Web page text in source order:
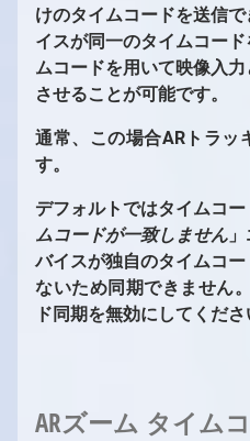
けのタイムコードを送信
イスが同一のタイムコー
ムコードを用いて映像入
させることが可能です。
通常、この場合ARトラッ
す。
デフォルトではタイムコ
ムコードが一致しません
バイスが独自のタイムコ
ないため同期できません
ド同期を無効にしてくださ
ARズーム タイム